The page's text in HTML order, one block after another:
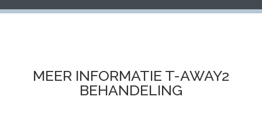
MEER INFORMATIE T-AWAY2
BEHANDELING